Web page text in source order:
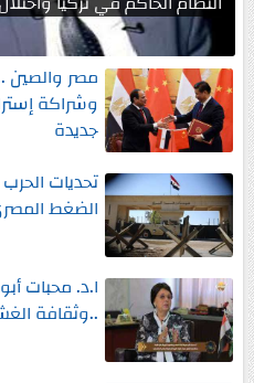
مصر والصين
وشراكة
جديدة
تحديات
الضغط
ا.د. محبات
..وثقافة